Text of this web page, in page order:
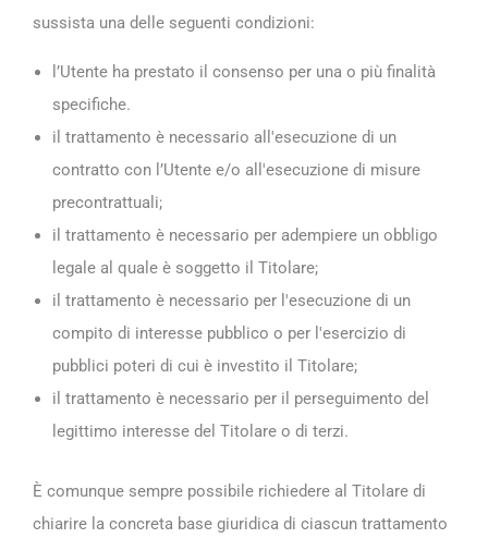
sussista una delle seguenti condizioni:
l’Utente ha prestato il consenso per una o più finalità
specifiche.
il trattamento è necessario all'esecuzione di un
contratto con l’Utente e/o all'esecuzione di misure
precontrattuali;
il trattamento è necessario per adempiere un obbligo
legale al quale è soggetto il Titolare;
il trattamento è necessario per l'esecuzione di un
compito di interesse pubblico o per l'esercizio di
pubblici poteri di cui è investito il Titolare;
il trattamento è necessario per il perseguimento del
legittimo interesse del Titolare o di terzi.
È comunque sempre possibile richiedere al Titolare di
chiarire la concreta base giuridica di ciascun trattamento